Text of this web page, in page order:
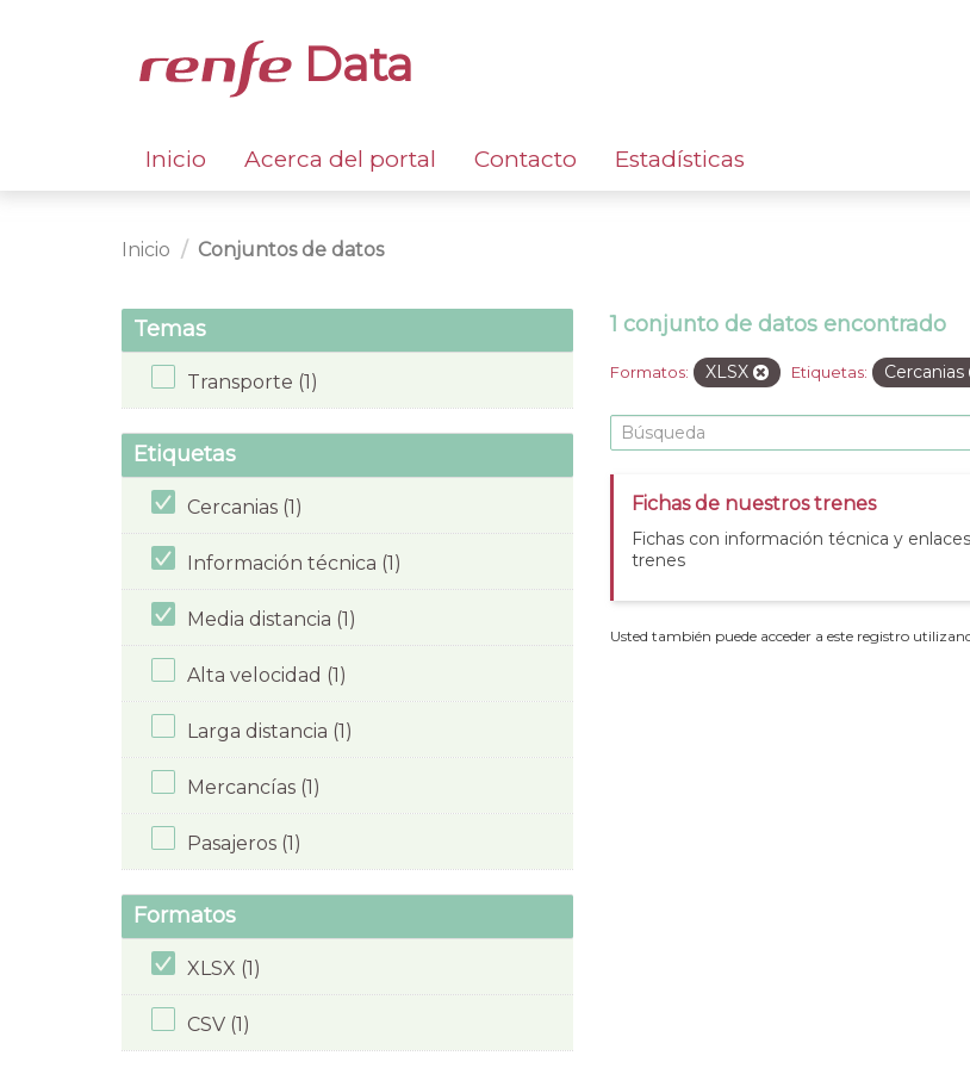
Data
Inicio Acerca del portal Contacto Estadísticas
Inicio Conjuntos de datos
Temas
Transporte (1)
Etiquetas
Cercanias (1)
Información técnica (1)
Media distancia (1)
Alta velocidad (1)
Larga distancia (1)
Mercancías (1)
Pasajeros (1)
Formatos
XLSX (1)
CSV (1)
1 conjunto de datos encontrado
Formatos: XLSX Etiquetas: Cercanias
Fichas de nuestros trenes
Fichas con información técnica y
trenes
Usted también puede acceder a este registro